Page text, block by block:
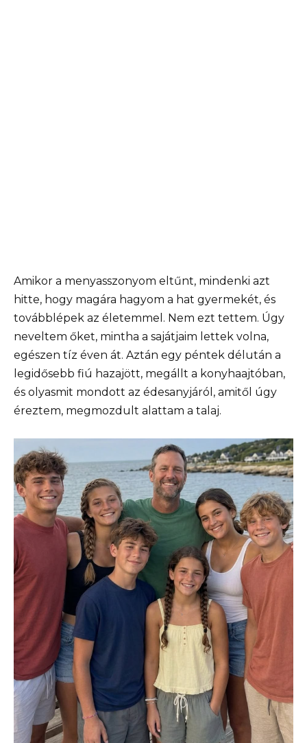
Amikor a menyasszonyom eltűnt, mindenki azt
hitte, hogy magára hagyom a hat gyermekét, és
továbblépek az életemmel. Nem ezt tettem. Úgy
neveltem őket, mintha a sajátjaim lettek volna,
egészen tíz éven át. Aztán egy péntek délután a
legidősebb fiú hazajött, megállt a konyhaajtóban,
és olyasmit mondott az édesanyjáról, amitől úgy
éreztem, megmozdult alattam a talaj.